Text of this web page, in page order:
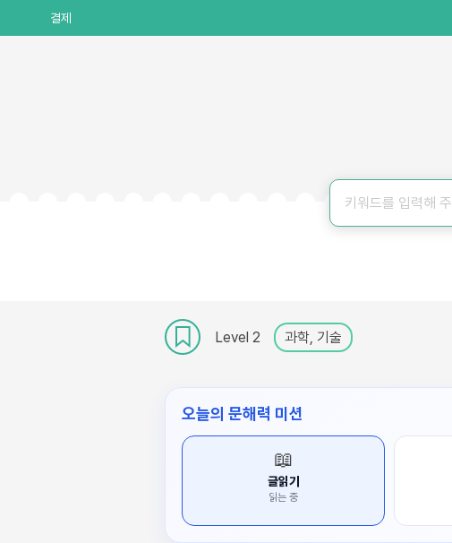
결제
Level 2 과학, 기술
오늘의 문해력 미션
📖
글읽기
읽는 중